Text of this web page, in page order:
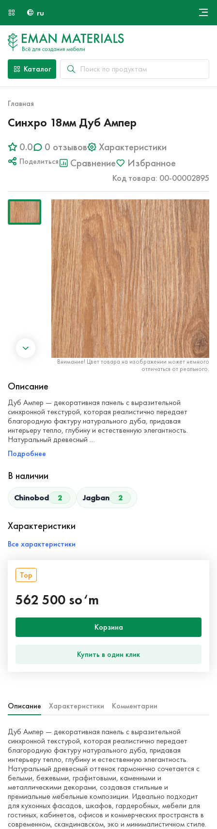
ru
Оплата и доставка
Каталог
Главная
Синхро 18мм Дуб Ампер
0.0 0 отзывов Характеристики
Поделиться Сравнение Избранное
Код товара: 00-00002895
Внимание! Цвет товара на изображении может немного
отличаться от реального.
Описание
Дуб Ампер — декоративная панель с выразительной
синхронной текстурой, которая реалистично передает
благородную фактуру натурального дуба, придавая
интерьеру тепло, глубину и естественную элегантность.
Натуральный древесный …
Подробнее
В наличии
Chinobod 2 Jagban 2
Характеристики
Все характеристики
Top
562 500 so‘m
Корзина
Купить в один клик
Описание Характеристики Комментарии
Дуб Ампер — декоративная панель с выразительной
синхронной текстурой, которая реалистично передает
благородную фактуру натурального дуба, придавая
интерьеру тепло, глубину и естественную элегантность.
Натуральный древесный оттенок гармонично сочетается с
белыми, бежевыми, графитовыми, каменными и
металлическими декорами, создавая стильные и
премиальные мебельные композиции. Идеально подходит
для кухонных фасадов, шкафов, гардеробных, мебели для
гостиных, кабинетов, офисов и коммерческих пространств в
современном, скандинавском, эко и минималистичном стиле.